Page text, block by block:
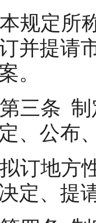
定所称
并提请
。
条
、公布
地方性
定、提